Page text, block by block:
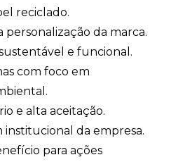
reciclado.
personalização da marca.
e funcional.
com foco em
e alta aceitação.
institucional da empresa.
para ações